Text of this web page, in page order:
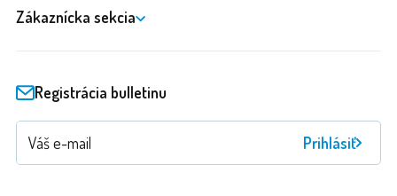
Zákaznícka sekcia
Registrácia bulletinu
Prihlásiť